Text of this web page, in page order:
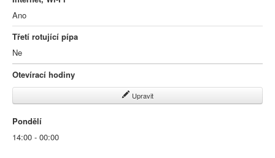
Ano
Třetí rotující pípa
Ne
Otevírací hodiny
Upravit
Pondělí
14:00 - 00:00